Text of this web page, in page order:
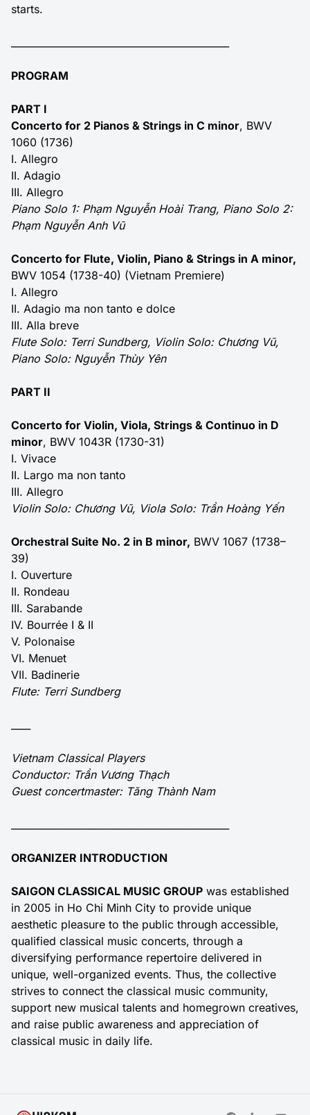
starts.
PROGRAM
PART I
Concerto for 2 Pianos & Strings in C minor, BWV
1060 (1736)
I. Allegro
II. Adagio
III. Allegro
Piano Solo 1: Phạm Nguyễn Hoài Trang, Piano Solo 2:
Phạm Nguyễn Anh Vũ
Concerto for Flute, Violin, Piano & Strings in A minor,
BWV 1054 (1738-40) (Vietnam Premiere)
I. Allegro
II. Adagio ma non tanto e dolce
III. Alla breve
Flute Solo: Terri Sundberg, Violin Solo: Chương Vũ,
Piano Solo: Nguyễn Thùy Yên
PART II
Concerto for Violin, Viola, Strings & Continuo in D
minor, BWV 1043R (1730-31)
I. Vivace
II. Largo ma non tanto
III. Allegro
Violin Solo: Chương Vũ, Viola Solo: Trần Hoàng Yến
Orchestral Suite No. 2 in B minor, BWV 1067 (1738–
39)
I. Ouverture
II. Rondeau
III. Sarabande
IV. Bourrée I & II
V. Polonaise
VI. Menuet
VII. Badinerie
Flute: Terri Sundberg
Vietnam Classical Players
Conductor: Trần Vương Thạch
Guest concertmaster: Tăng Thành Nam
ORGANIZER INTRODUCTION
SAIGON CLASSICAL MUSIC GROUP was established
in 2005 in Ho Chi Minh City to provide unique
aesthetic pleasure to the public through accessible,
qualified classical music concerts, through a
diversifying performance repertoire delivered in
unique, well-organized events. Thus, the collective
strives to connect the classical music community,
support new musical talents and homegrown creatives,
and raise public awareness and appreciation of
classical music in daily life.